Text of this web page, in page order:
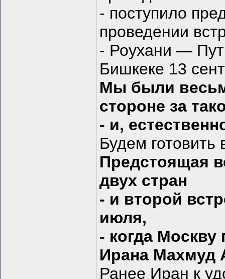
- поступило
проведении
- Роухани —
Бишкеке 13
Мы были
стороне за
- и,
Будем готовить
Предстоящая
двух стран
- и второй
июля,
- когда
Ирана Махмуд
Ранее Иран к